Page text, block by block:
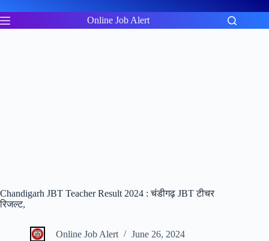
to
content
Online Job Alert
Chandigarh JBT Teacher Result 2024 : चंडीगढ़ JBT टीचर
रिजल्ट,
Online Job Alert June 26, 2024